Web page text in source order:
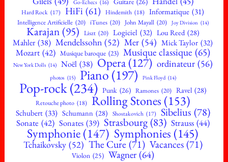
Go-Echecs (16)
Hard Rock (17) HiFi (61) Hindemith (18) Informatique (31)
Intelligence Artificielle (20) iTunes (20) John Mayall (20) Joy Division (14)
Karajan(95) Liszt (20) Logiciel (32) Lou Reed (28)
Mahler (38) Mendelssohn (52) Mer (54) Mick Taylor (32)
Mozart (42) Musique baroque (23) Musique classique (65)
New York Dolls (14) Noël (38) Opera (127) ordinateur (56)
photos (15) Piano(197) Pink Floyd (14)
Pop-rock(234) Punk (26) Ramones (20) Ravel (28)
Retouche photo (18) Rolling Stones (153)
Schubert (33) Schumann (28) Shostakovich (17) Sibelius (78)
Sonate (42) Sonates (39) Strasbourg (83) Strauss (44)
Symphonie(147) Symphonies (145)
Tchaikovsky (52) The Cure (71) Vacances (71)
Violon (25) Wagner (64)